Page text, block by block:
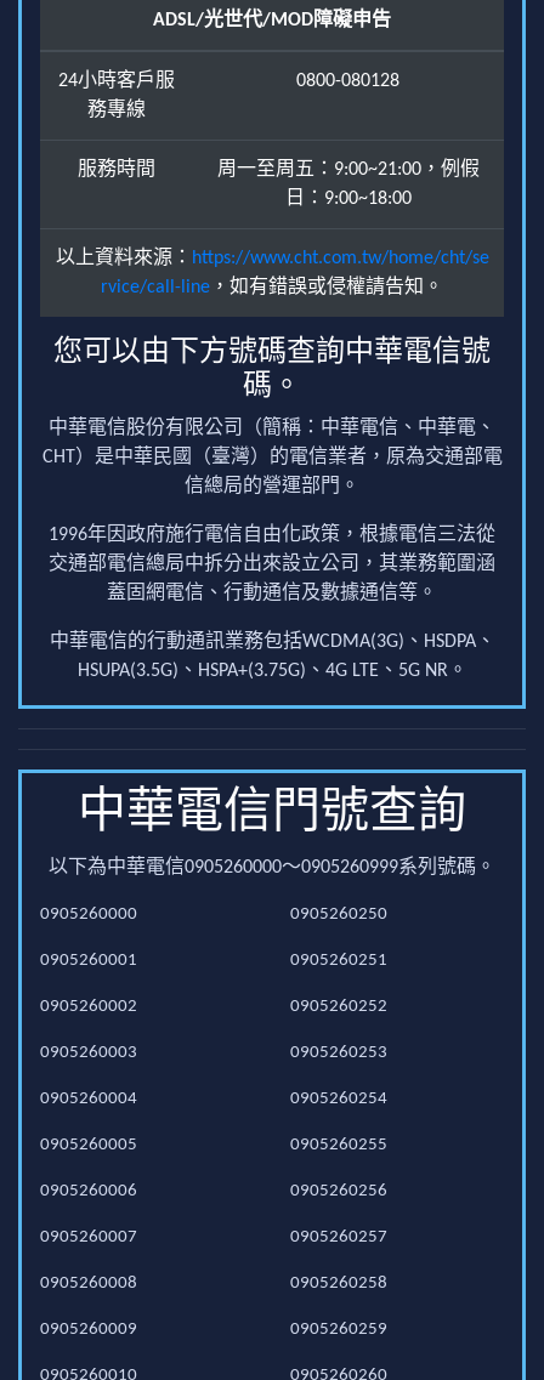
ADSL/光世代/MOD障礙申告
24小時客戶服
務專線
0800-080128
服務時間
周一至周五：9:00~21:00，例假
日：9:00~18:00
以上資料來源： https://www.cht.com.tw/home/cht/se
rvice/call-line ，如有錯誤或侵權請告知。
您可以由下方號碼查詢中華電信號
碼。
中華電信股份有限公司（簡稱：中華電信、中華電、
CHT）是中華民國（臺灣）的電信業者，原為交通部電
信總局的營運部門。
1996年因政府施行電信自由化政策，根據電信三法從
交通部電信總局中拆分出來設立公司，其業務範圍涵
蓋固網電信、行動通信及數據通信等。
中華電信的行動通訊業務包括WCDMA(3G)、HSDPA、
HSUPA(3.5G)、HSPA+(3.75G)、4G LTE、5G NR。
中華電信門號查詢
以下為中華電信0905260000～0905260999系列號碼。
0905260000
0905260001
0905260002
0905260003
0905260004
0905260005
0905260006
0905260007
0905260008
0905260009
0905260010
0905260250
0905260251
0905260252
0905260253
0905260254
0905260255
0905260256
0905260257
0905260258
0905260259
0905260260